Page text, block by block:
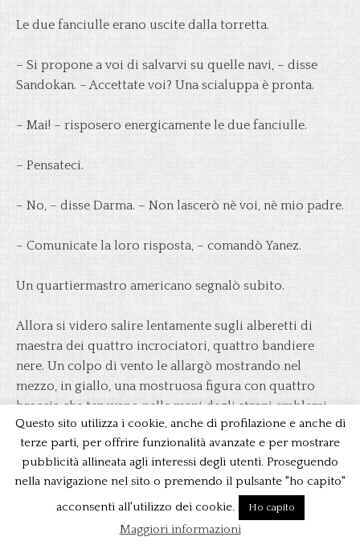
Le due fanciulle erano uscite dalla torretta.
– Si propone a voi di salvarvi su quelle navi, – disse
Sandokan. – Accettate voi? Una scialuppa è pronta.
– Mai! – risposero energicamente le due fanciulle.
– Pensateci.
– No, – disse Darma. – Non lascerò nè voi, nè mio padre.
– Comunicate la loro risposta, – comandò Yanez.
Un quartiermastro americano segnalò subito.
Allora si videro salire lentamente sugli alberetti di
maestra dei quattro incrociatori, quattro bandiere
nere. Un colpo di vento le allargò mostrando nel
mezzo, in giallo, una mostruosa figura con quattro
braccia che tenevano nelle mani degli strani emblemi.
Un grido di stupore ed insieme di furore era sfuggito
dalle labbra di Yanez, di Sandokan e di Tremal-Naik.
Avevano riconosciuto l’emblema dei thugs,degli
strangolatori indiani.
Questo sito utilizza i cookie, anche di profilazione e anche di
terze parti, per offrire funzionalità avanzate e per mostrare
pubblicità allineata agli interessi degli utenti. Proseguendo
nella navigazione nel sito o premendo il pulsante "ho capito"
acconsenti all'utilizzo dei cookie.
Ho capito
Maggiori informazioni